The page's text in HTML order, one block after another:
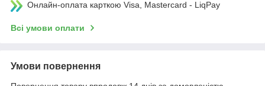
Онлайн-оплата карткою Visa, Mastercard - LiqPay
Всі умови оплати
Умови повернення